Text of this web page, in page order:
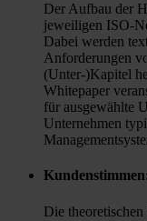
Der Aufbau der
jeweiligen ISO-
Dabei werden
Anforderungen
(Unter-)Kapitel
Whitepaper
für ausgewählte
Unternehmen
Die